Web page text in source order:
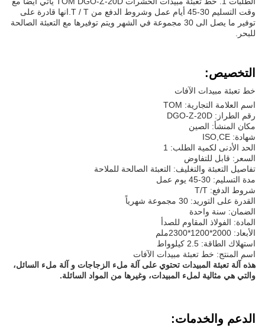
وقت التسليم 30-45 أيام عمل وشروط الدفع من T / T.انها قادرة على
توفير ما يصل الى 30 مجموعة في الشهر ويتم توفيرها مع التعبئة الصالحة
للبحر.
التخصيص:
خط تعبئة مبيدات الآفات
اسم العلامة التجارية: TOM
رقم الطراز: DGO-Z-20D
مكان المنشأ: الصين
شهادة: ISO,CE
الحد الأدنى لكمية الطلب: 1
السعر: قابل للتفاوض
تفاصيل التعبئة والتغليف: التعبئة الصالحة للملاحة
مدة التسليم: 30-45 يوم عمل
شروط الدفع: T/T
القدرة على التوريد: 30 مجموعة شهرياً
الضمان: سنة واحدة
المادة: الفولاذ المقاوم للصدأ
الأبعاد: 2000*1200*2300ملم
استهلاك الطاقة: 2.5 كيلوواط
اسم المنتج: خط تعبئة مبيدات الآفات
هذه آلة تعبئة المبيدات تحتوي على آلة ملء الزجاجات و آلة ملء السائل،
والتي هي مثالية لملء المبيدات، وغيرها من المواد السائلة.
الدعم والخدمات: